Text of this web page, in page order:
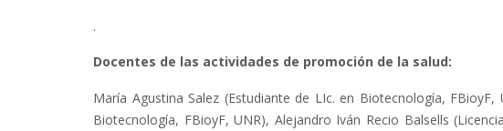
.
Docentes de las actividades de promoción de la salud:
María Agustina Salez (Estudiante de LIc. en Biotecnología,
Biotecnología, FBioyF, UNR), Alejandro Iván Recio Balsells